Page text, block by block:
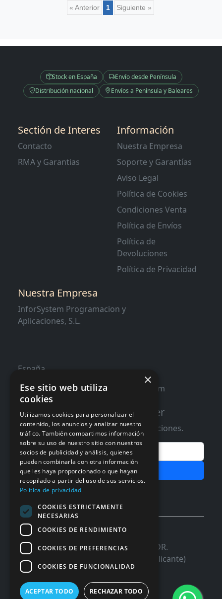
« Anterior 1 Siguiente »
Stock en España
Envío desde Península
Distribución nacional
Envíos a Península y Baleares
Sectión de Interes
Contacto
RMA y Garantias
Información
Nuestra Empresa
Soporte y Garantías
Aviso Legal
Política de Cookies
Condiciones Venta
Política de Envíos
Política de
Devoluciones
Política de Privacidad
Nuestra Empresa
InforSystem Programacion y
Aplicaciones, S.L.
España
contacto@distribucioninformatica.com
Suscribete a nuestro Newsletter
Te informaremos de ofertas y promociones.
Email
Subscribir
Aceptar Politica de
© 2026 InforSystem Programacion y
Aplicaciones, S.L. CIF: B54337985 | C/DR.
Marañon, 17 Local 5 | 03680 - ASPE (Alicante)
×
Ese sitio web utiliza
cookies
Utilizamos cookies para personalizar el
contenido, los anuncios y analizar nuestro
tráfico. También compartimos información
sobre su uso de nuestro sitio con nuestros
socios de publicidad y análisis, quienes
pueden combinarla con otra información
que les haya proporcionado o que hayan
recopilado a partir del uso de sus servicios.
Política de privacidad
COOKIES ESTRICTAMENTE
NECESARIAS
COOKIES DE RENDIMIENTO
COOKIES DE PREFERENCIAS
COOKIES DE FUNCIONALIDAD
ACEPTAR TODO RECHAZAR TODO